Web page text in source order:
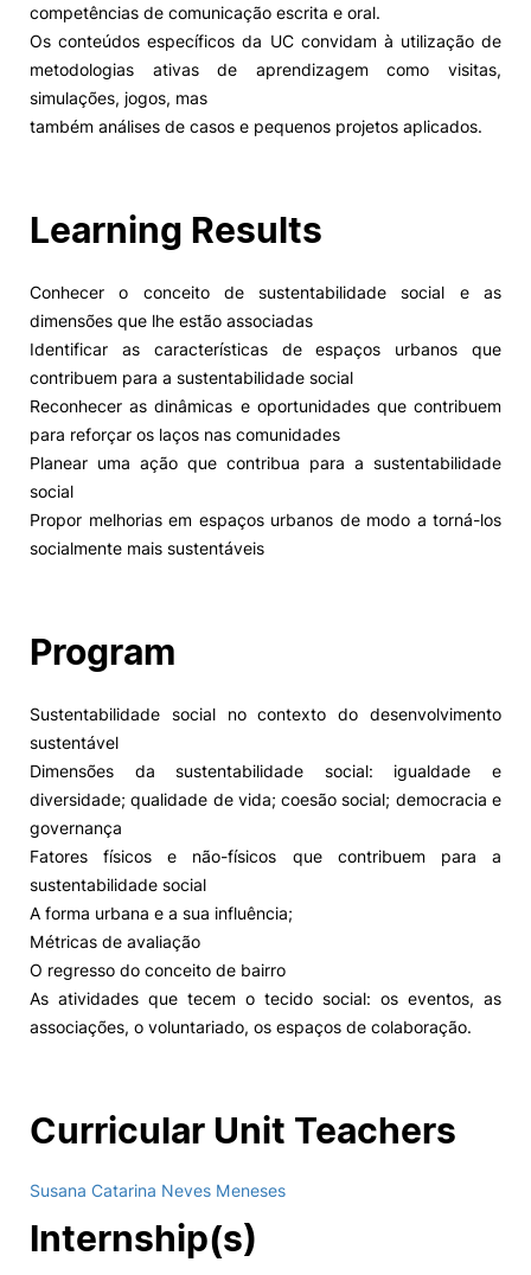
competências de comunicação escrita e oral.
Os conteúdos específicos da UC convidam à utilização de
metodologias ativas de aprendizagem como visitas,
simulações, jogos, mas
também análises de casos e pequenos projetos aplicados.
Learning Results
Conhecer o conceito de sustentabilidade social e as
dimensões que lhe estão associadas
Identificar as características de espaços urbanos que
contribuem para a sustentabilidade social
Reconhecer as dinâmicas e oportunidades que contribuem
para reforçar os laços nas comunidades
Planear uma ação que contribua para a sustentabilidade
social
Propor melhorias em espaços urbanos de modo a torná-los
socialmente mais sustentáveis
Program
Sustentabilidade social no contexto do desenvolvimento
sustentável
Dimensões da sustentabilidade social: igualdade e
diversidade; qualidade de vida; coesão social; democracia e
governança
Fatores físicos e não-físicos que contribuem para a
sustentabilidade social
A forma urbana e a sua influência;
Métricas de avaliação
O regresso do conceito de bairro
As atividades que tecem o tecido social: os eventos, as
associações, o voluntariado, os espaços de colaboração.
Curricular Unit Teachers
Susana Catarina Neves Meneses
Internship(s)